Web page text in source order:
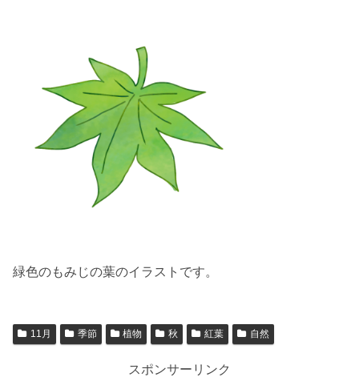
緑色のもみじの葉のイラストです。
11月 季節 植物 秋 紅葉 自然
スポンサーリンク